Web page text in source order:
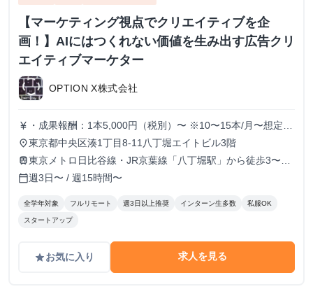
【マーケティング視点でクリエイティブを企
画！】AIにはつくれない価値を生み出す広告クリ
エイティブマーケター
OPTION X株式会社
currency_yen ・成果報酬：1本5,000円（税別）〜 ※10〜15本/月〜想定
※経験、実績、能力等によって変動 ※トライアル期間の場
合変動あり
place東京都中央区湊1丁目8-11八丁堀エイトビル3階
train東京メトロ日比谷線・JR京葉線「八丁堀駅」から徒歩3〜6
分
calendar_today週3日〜 / 週15時間〜
全学年対象 フルリモート 週3日以上推奨 インターン生多数 私服OK
スタートアップ
gradeお気に入り 求人を見る